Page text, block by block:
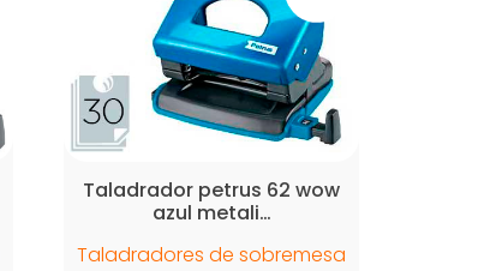
Taladrador petrus 62 wow
azul metali…
Taladradores de sobremesa